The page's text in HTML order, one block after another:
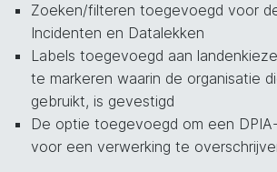
Zoeken/filteren toegevoegd voor
Incidenten en Datalekken
Labels toegevoegd aan
te markeren waarin de organisatie
gebruikt, is gevestigd
De optie toegevoegd om een
voor een verwerking te